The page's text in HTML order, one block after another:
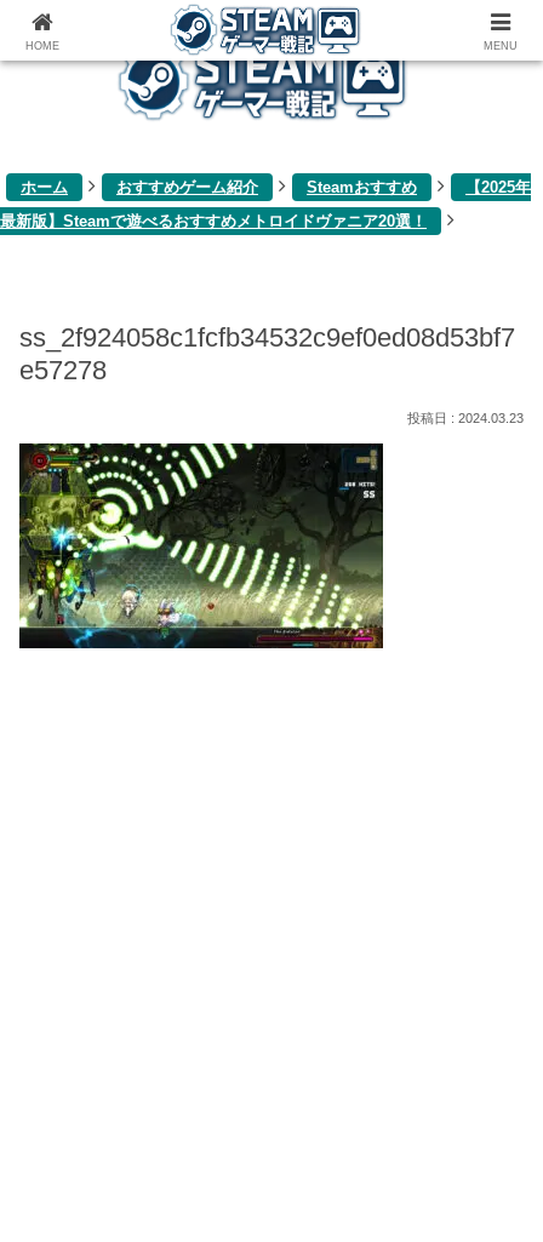
ゲーム関連雑記ブログ
ホーム おすすめゲーム紹介 Steamおすすめ
【2025年
最新版】Steamで遊べるおすすめメトロイドヴァニア20選！
ss_2f924058c1fcfb34532c9ef0ed08d53bf7
e57278
2024.03.23
HOME MENU